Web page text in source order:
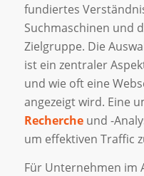
fundiertes
Suchmaschinen und
Zielgruppe. Die
ist ein zentraler
und wie oft eine
angezeigt wird. Eine
Rechercheund -
um effektiven Traffic
Für Unternehmen im